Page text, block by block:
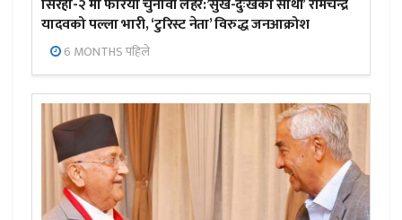
सिरहा-२ मा फेरियो चुनावी लहर:’सुख-दुःखका साथी’ रामचन्द्र
यादवको पल्ला भारी, ‘टुरिस्ट नेता’ विरुद्ध जनआक्रोश
6 MONTHS पहिले